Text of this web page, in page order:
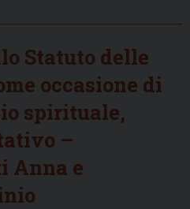
Statuto delle
occasione di
spirituale,
–
Anna e